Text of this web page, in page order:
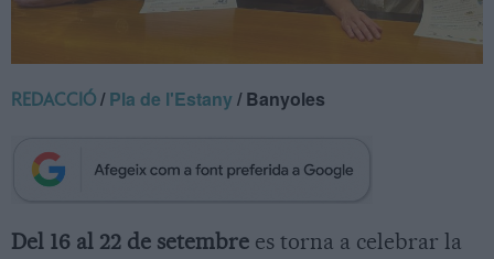
REDACCIÓ /Pla de l'Estany / Banyoles
Del 16 al 22 de setembre es torna a celebrar la